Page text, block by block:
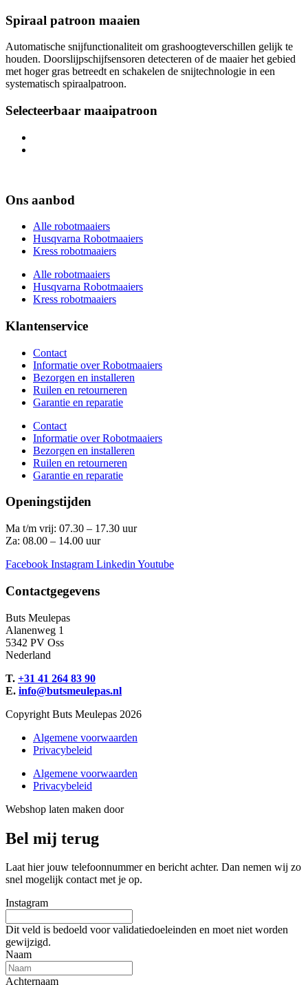
Spiraal patroon maaien
Automatische snijfunctionaliteit om grashoogteverschillen gelijk te
houden. Doorslijpschijfsensoren detecteren of de maaier het gebied
met hoger gras betreedt en schakelen de snijtechnologie in een
systematisch spiraalpatroon.
Selecteerbaar maaipatroon
Ons aanbod
Alle robotmaaiers
Husqvarna Robotmaaiers
Kress robotmaaiers
Alle robotmaaiers
Husqvarna Robotmaaiers
Kress robotmaaiers
Klantenservice
Contact
Informatie over Robotmaaiers
Bezorgen en installeren
Ruilen en retourneren
Garantie en reparatie
Contact
Informatie over Robotmaaiers
Bezorgen en installeren
Ruilen en retourneren
Garantie en reparatie
Openingstijden
Ma t/m vrij: 07.30 – 17.30 uur
Za: 08.00 – 14.00 uur
Facebook Instagram Linkedin Youtube
Contactgegevens
Buts Meulepas
Alanenweg 1
5342 PV Oss
Nederland
T. +31 41 264 83 90
E. info@butsmeulepas.nl
Copyright Buts Meulepas 2026
Algemene voorwaarden
Privacybeleid
Algemene voorwaarden
Privacybeleid
Webshop laten maken door
Bel mij terug
Laat hier jouw telefoonnummer en bericht achter. Dan nemen wij zo
snel mogelijk contact met je op.
Instagram
Dit veld is bedoeld voor validatiedoeleinden en moet niet worden
gewijzigd.
Naam
Achternaam